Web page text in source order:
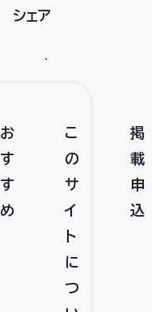
シェア
お
す
す
め
こ
の
サ
イ
ト
に
つ
掲
載
申
込